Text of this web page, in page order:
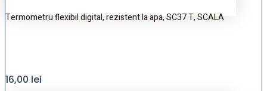
Termometru flexibil digital, rezistent la apa, SC37 T, SCALA
16,00 lei